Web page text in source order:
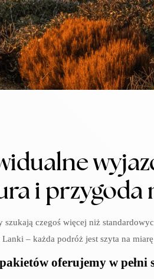
i przygoda
czegoś więcej niż
– każda podróż jest szyta na
oferujemy w pełni